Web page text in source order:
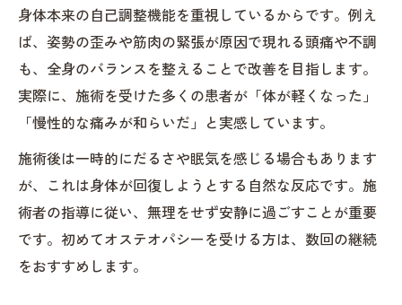
身体本来の自己調整機能を重視しているからです。例え
ば、姿勢の歪みや筋肉の緊張が原因で現れる頭痛や不調
も、全身のバランスを整えることで改善を目指します。
実際に、施術を受けた多くの患者が「体が軽くなった」
「慢性的な痛みが和らいだ」と実感しています。
施術後は一時的にだるさや眠気を感じる場合もあります
が、これは身体が回復しようとする自然な反応です。施
術者の指導に従い、無理をせず安静に過ごすことが重要
です。初めてオステオパシーを受ける方は、数回の継続
をおすすめします。